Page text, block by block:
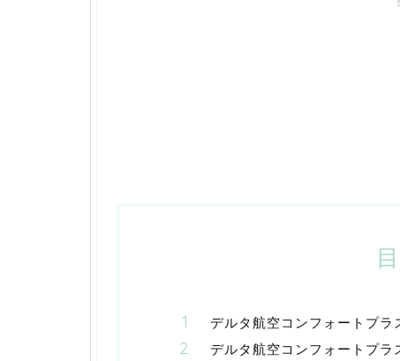
デルタ航空コンフォートプラ
デルタ航空コンフォートプラ